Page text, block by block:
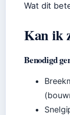
Wat dit
Kan ik
Benodigd